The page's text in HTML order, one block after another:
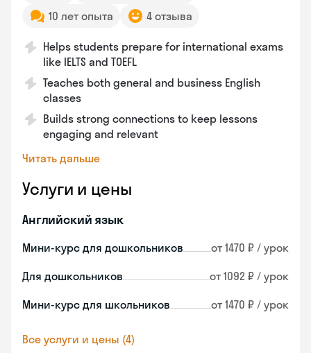
10 лет опыта
4 отзыва
Helps students prepare for international exams
like IELTS and TOEFL
Teaches both general and business English
classes
Builds strong connections to keep lessons
engaging and relevant
Читать дальше
Услуги и цены
Английский язык
Мини-курс для дошкольников от 1470 ₽ / урок
Для дошкольников от 1092 ₽ / урок
Мини-курс для школьников от 1470 ₽ / урок
Все услуги и цены (4)